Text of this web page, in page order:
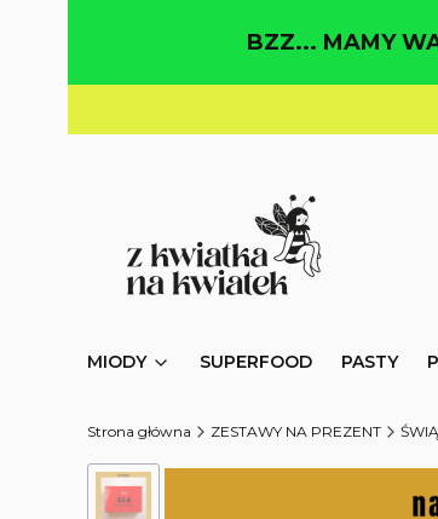
BZZ... MAMY
MIODY SUPERFOOD PASTY
Strona główna ZESTAWY NA PREZENT